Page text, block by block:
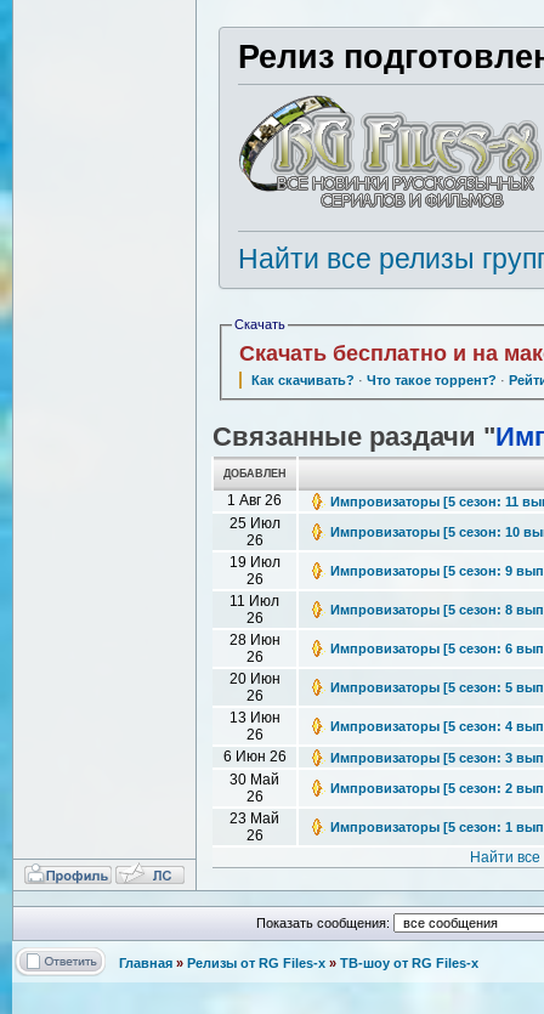
Релиз
Найти все релизы
Скачать
Скачать бесплатно и на
Как скачивать? · Что такое торрент? ·
Связанные раздачи "
ДОБАВЛЕН
1 Авг 26 Импровизаторы [5 сезон: 11
25 Июл
26
Импровизаторы [5 сезон: 10
19 Июл
26
Импровизаторы [5 сезон: 9
11 Июл
26
Импровизаторы [5 сезон: 8
28 Июн
26
Импровизаторы [5 сезон: 6
20 Июн
26
Импровизаторы [5 сезон: 5
13 Июн
26
Импровизаторы [5 сезон: 4
6 Июн 26 Импровизаторы [5 сезон: 3
30 Май
26
Импровизаторы [5 сезон: 2
23 Май
26
Импровизаторы [5 сезон: 1
Найти
Показать сообщения:
Главная » Релизы от RG Files-x » ТВ-шоу от RG Files-x